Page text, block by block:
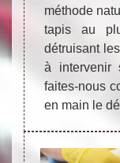
méthode
tapis au
détruisant
à intervenir
faites-nous
en main le